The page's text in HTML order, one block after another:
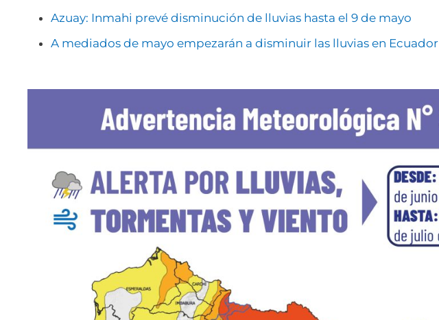
Azuay: Inmahi prevé disminución de lluvias hasta el 9 de mayo
A mediados de mayo empezarán a disminuir las lluvias en Ecuador